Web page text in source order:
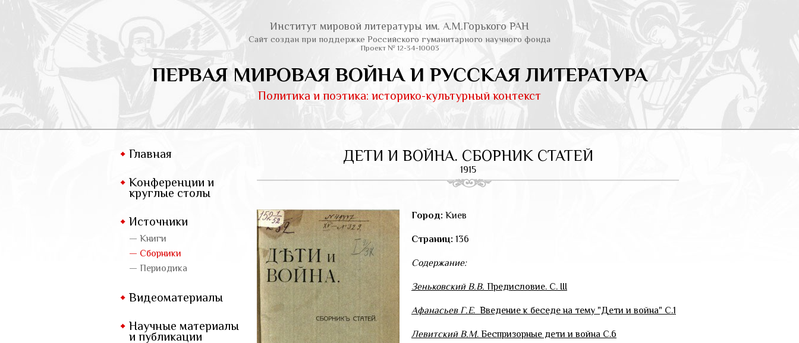
Институт мировой литературы им. А.М.Горького РАН
Сайт создан при поддержке Российского гуманитарного научного фонда
Проект № 12-34-10003
ПЕРВАЯ МИРОВАЯ ВОЙНА И РУССКАЯ ЛИТЕРАТУРА
Политика и поэтика: историко-культурный контекст
Главная
Конференции и
круглые столы
Источники
— Книги
— Сборники
— Периодика
Видеоматериалы
Научные материалы
и публикации
ДЕТИ И ВОЙНА. СБОРНИК СТАТЕЙ
1915
Город: Киев
Страниц: 136
Содержание:
Зеньковский В.В. Предисловие. С. III
Афанасьев Г.Е. Введение к беседе на тему "Дети и война" С.1
Левитский В.М. Беспризорные дети и война С.6